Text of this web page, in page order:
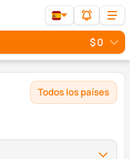
$ 0
Todos los países